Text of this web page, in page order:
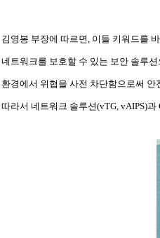
김영봉 부장에 따르면, 이들 키워드를
네트워크를 보호할 수 있는 보안 솔루션
환경에서 위협을 사전 차단함으로써
따라서 네트워크 솔루션(vTG, vAIPS)과